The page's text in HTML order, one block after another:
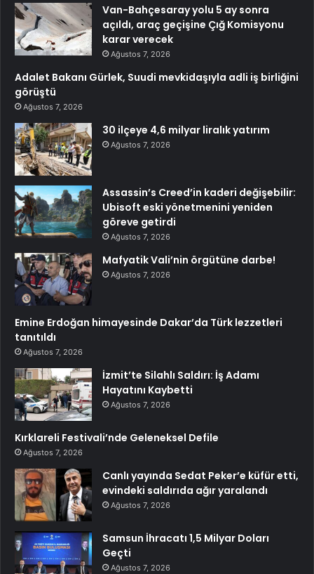
Van-Bahçesaray yolu 5 ay sonra
açıldı, araç geçişine Çığ Komisyonu
karar verecek
Ağustos 7, 2026
Adalet Bakanı Gürlek, Suudi mevkidaşıyla adli iş birliğini
görüştü
Ağustos 7, 2026
30 ilçeye 4,6 milyar liralık yatırım
Ağustos 7, 2026
Assassin’s Creed’in kaderi değişebilir:
Ubisoft eski yönetmenini yeniden
göreve getirdi
Ağustos 7, 2026
Mafyatik Vali’nin örgütüne darbe!
Ağustos 7, 2026
Emine Erdoğan himayesinde Dakar’da Türk lezzetleri
tanıtıldı
Ağustos 7, 2026
İzmit’te Silahlı Saldırı: İş Adamı
Hayatını Kaybetti
Ağustos 7, 2026
Kırklareli Festivali’nde Geleneksel Defile
Ağustos 7, 2026
Canlı yayında Sedat Peker’e küfür etti,
evindeki saldırıda ağır yaralandı
Ağustos 7, 2026
Samsun İhracatı 1,5 Milyar Doları
Geçti
Ağustos 7, 2026